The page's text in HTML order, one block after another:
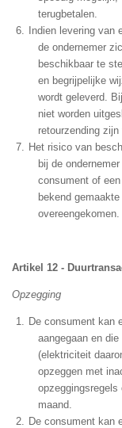
terugbetalen.
Indien levering van
de ondernemer
beschikbaar te
en begrijpelijke
wordt geleverd.
niet worden
retourzending
Het risico van
bij de
consument of
bekend
overeengekomen.
Artikel 12 -
Opzegging
De consument kan
aangegaan en
(elektriciteit
opzeggen met
maand.
De consument kan